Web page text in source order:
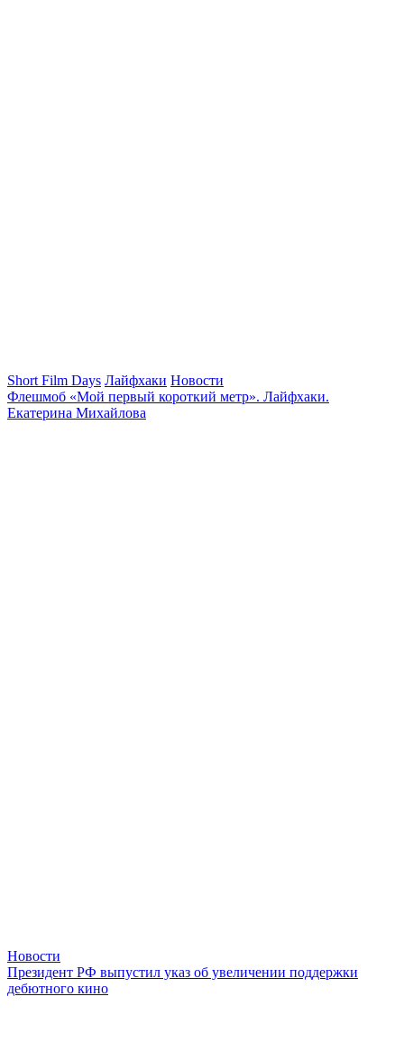
Short Film Days Лайфхаки Новости
Флешмоб «Мой первый короткий метр». Лайфхаки.
Екатерина Михайлова
Новости
Президент РФ выпустил указ об увеличении поддержки
дебютного кино